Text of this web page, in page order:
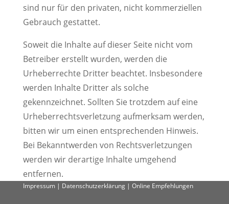
sind nur für den privaten, nicht kommerziellen
Gebrauch gestattet.
Soweit die Inhalte auf dieser Seite nicht vom
Betreiber erstellt wurden, werden die
Urheberrechte Dritter beachtet. Insbesondere
werden Inhalte Dritter als solche
gekennzeichnet. Sollten Sie trotzdem auf eine
Urheberrechtsverletzung aufmerksam werden,
bitten wir um einen entsprechenden Hinweis.
Bei Bekanntwerden von Rechtsverletzungen
werden wir derartige Inhalte umgehend
entfernen.
Impressum| Datenschutzerklärung| Online Empfehlungen